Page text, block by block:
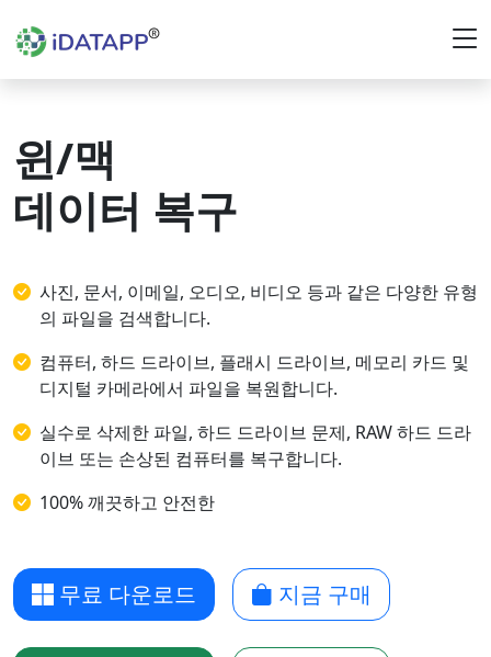
윈/맥
데이터 복구
사진, 문서, 이메일, 오디오, 비디오 등과 같은 다양한 유형
의 파일을 검색합니다.
컴퓨터, 하드 드라이브, 플래시 드라이브, 메모리 카드 및
디지털 카메라에서 파일을 복원합니다.
실수로 삭제한 파일, 하드 드라이브 문제, RAW 하드 드라
이브 또는 손상된 컴퓨터를 복구합니다.
100% 깨끗하고 안전한
무료 다운로드 지금 구매